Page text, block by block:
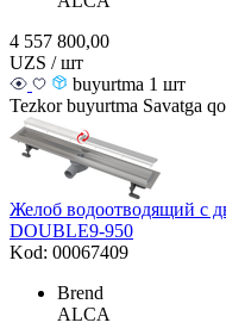
4 557 800,00
UZS / шт
buyurtma 1 шт
Tezkor buyurtma Savatga
Желоб водоотводящий с
DOUBLE9-950
Kod: 00067409
Brend
ALCA